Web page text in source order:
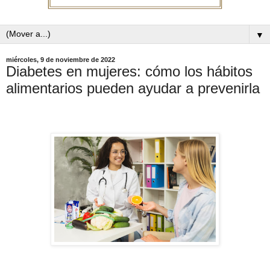
▼
miércoles, 9 de noviembre de 2022
Diabetes en mujeres: cómo los hábitos
alimentarios pueden ayudar a prevenirla